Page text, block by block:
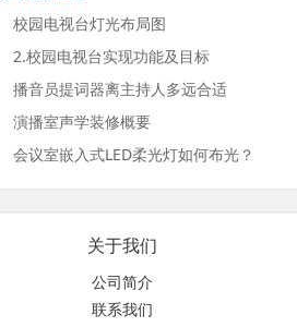
校园电视台灯光布局图
2.校园电视台实现功能及目标
播音员提词器离主持人多远合适
演播室声学装修概要
会议室嵌入式LED柔光灯如何布光？
关于我们
公司简介
联系我们